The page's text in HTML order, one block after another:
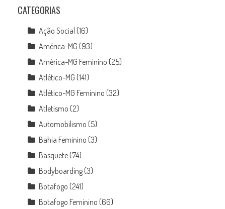
CATEGORIAS
Ação Social (16)
América-MG (93)
América-MG Feminino (25)
Atlético-MG (141)
Atlético-MG Feminino (32)
Atletismo (2)
Automobilismo (5)
Bahia Feminino (3)
Basquete (74)
Bodyboarding (3)
Botafogo (241)
Botafogo Feminino (66)